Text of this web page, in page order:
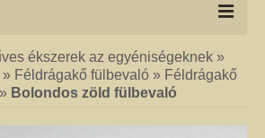
ásványai tulajdonképpen gyógyító kövek, amelyek
segítik a csakrák harmónikus működését. Az
ékszerek az egyéniségeknek »
» Féldrágakő fülbevaló » Féldrágakő
» Bolondos zöld fülbevaló